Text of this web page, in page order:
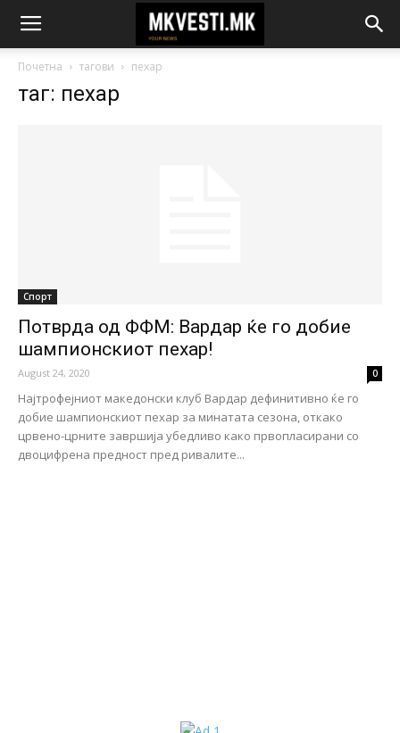
Почетна тагови пехар
таг: пехар
Спорт
Потврда од ФФМ: Вардар ќе го добие
шампионскиот пехар!
August 24, 2020 0
Најтрофејниот македонски клуб Вардар дефинитивно ќе го
добие шампионскиот пехар за минатата сезона, откако
црвено-црните завршија убедливо како првопласирани со
двоцифрена предност пред ривалите...